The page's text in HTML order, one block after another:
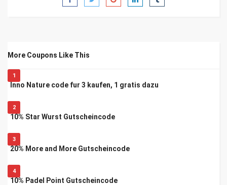
More Coupons Like This
1
Inno Nature code fur 3 kaufen, 1 gratis dazu
2
10% Star Wurst Gutscheincode
3
20% More and More Gutscheincode
4
10% Padel Point Gutscheincode